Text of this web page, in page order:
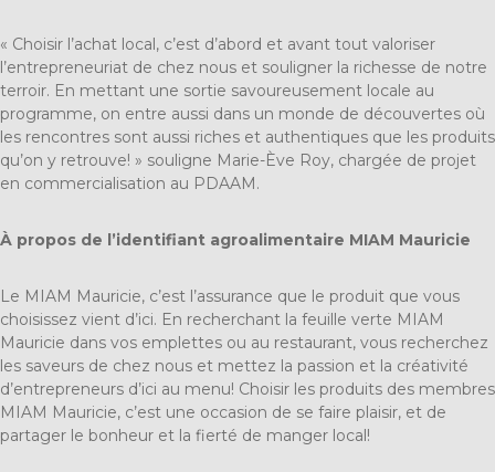
« Choisir l’achat local, c’est d’abord et avant tout valoriser
l’entrepreneuriat de chez nous et souligner la richesse de notre
terroir. En mettant une sortie savoureusement locale au
programme, on entre aussi dans un monde de découvertes où
les rencontres sont aussi riches et authentiques que les produits
qu’on y retrouve! » souligne Marie-Ève Roy, chargée de projet
en commercialisation au PDAAM.
À propos de l’identifiant agroalimentaire MIAM Mauricie
Le MIAM Mauricie, c’est l’assurance que le produit que vous
choisissez vient d’ici. En recherchant la feuille verte MIAM
Mauricie dans vos emplettes ou au restaurant, vous recherchez
les saveurs de chez nous et mettez la passion et la créativité
d’entrepreneurs d’ici au menu! Choisir les produits des membres
MIAM Mauricie, c’est une occasion de se faire plaisir, et de
partager le bonheur et la fierté de manger local!